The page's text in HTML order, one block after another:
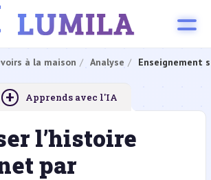
à la maison Analyse Enseignement
+ Apprends avec l'IA
l’histoire
par